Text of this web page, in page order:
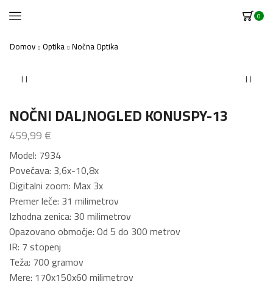
0
Domov Optika Nočna Optika
NOČNI DALJNOGLED KONUSPY-13
459,99€
Model: 7934
Povečava: 3,6x-10,8x
Digitalni zoom: Max 3x
Premer leče: 31 milimetrov
Izhodna zenica: 30 milimetrov
Opazovano območje: Od 5 do 300 metrov
IR: 7 stopenj
Teža: 700 gramov
Mere: 170x150x60 milimetrov